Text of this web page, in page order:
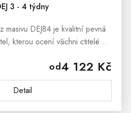
3 - 4 týdny
od4 122 Kč
Detail
masivu DEJ84 je kvalitní pevná
kterou ocení všichni ctitelé
dřeva....